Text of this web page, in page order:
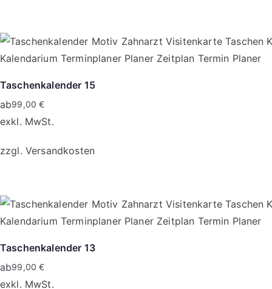
Produkt
Varianten
auf.
Die
können
Produktseite
gewählt
Taschenkalender 15
ab99,00€
exkl. MwSt.
zzgl. Versandkosten
Produkt
Varianten
auf.
Die
Taschenkalender 13
ab99,00€
exkl. MwSt.